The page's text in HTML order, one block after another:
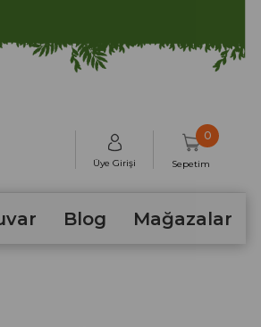
Üye Girişi Sepetim
0
Blog Mağazalar